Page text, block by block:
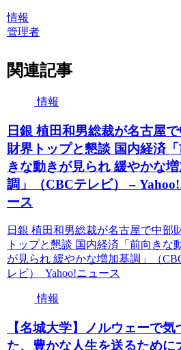
情報
管理者
関連記事
情報
日銀 植田和男総裁が名古屋
財界トップと懇談 国内経済「
きな動きが見られ 緩やかな
調」（CBCテレビ） –
ース
日銀 植田和男総裁が名古屋で中部
トップと懇談 国内経済「前向きな
が見られ 緩やかな増加基調」（
レビ） Yahoo!ニュース
情報
【名城大学】ノルウェーで気
た、豊かな人生を送るために